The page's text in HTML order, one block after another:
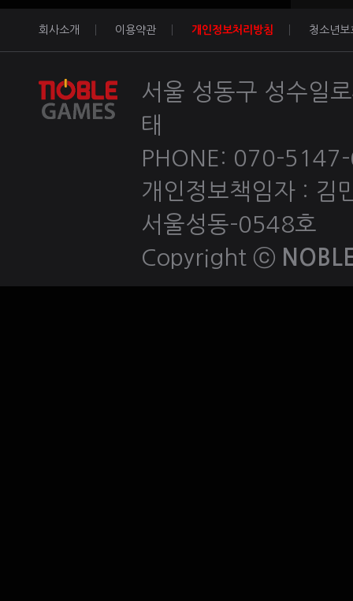
회사소개 이용약관 개인정보처리방침 청소년보
서울 성동구 성수일
태
PHONE: 070-
개인정보책임자 :
서울성동-0548호
Copyright ⓒ